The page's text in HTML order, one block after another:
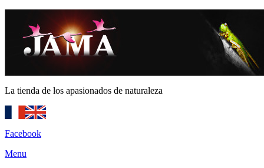
La tienda de los apasionados de naturaleza
Facebook
Menu